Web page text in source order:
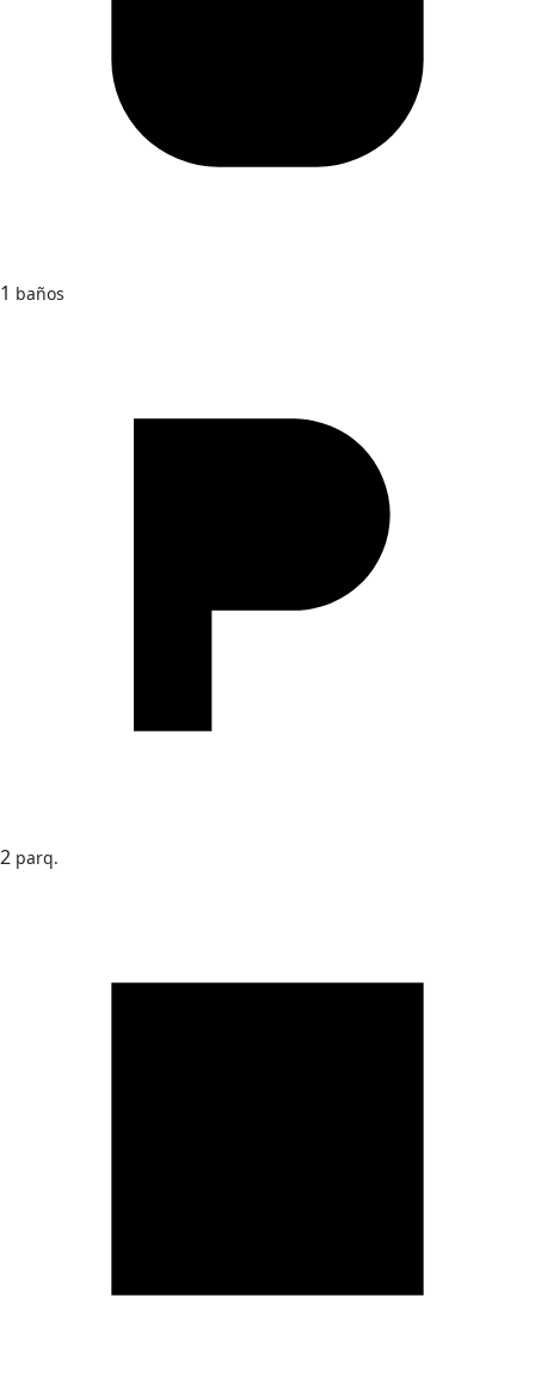
1 baños
2 parq.